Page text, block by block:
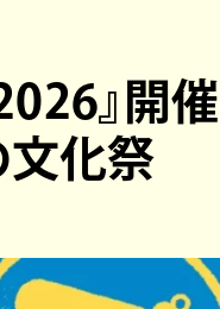
』開
文化祭